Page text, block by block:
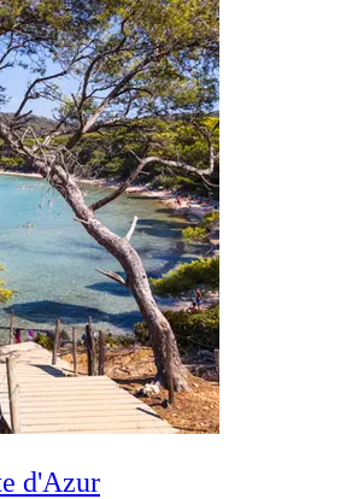
d'Azur